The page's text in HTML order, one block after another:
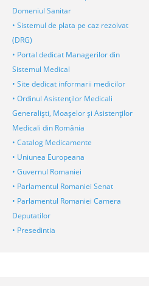
Domeniul Sanitar
• Sistemul de plata pe caz rezolvat
(DRG)
• Portal dedicat Managerilor din
Sistemul Medical
• Site dedicat informarii medicilor
• Ordinul Asistenţilor Medicali
Generalişti, Moaşelor şi Asistenţilor
Medicali din România
• Catalog Medicamente
• Uniunea Europeana
• Guvernul Romaniei
• Parlamentul Romaniei Senat
• Parlamentul Romaniei Camera
Deputatilor
• Presedintia